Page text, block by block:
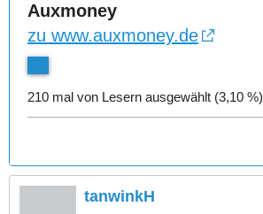
Auxmoney
zu www.auxmoney.de
210 mal von Lesern ausgewählt (3,10 %)
tanwinkH